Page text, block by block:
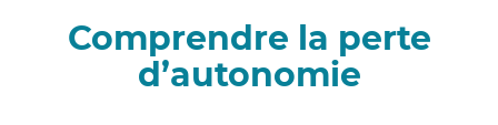
Comprendre la perte
d’autonomie